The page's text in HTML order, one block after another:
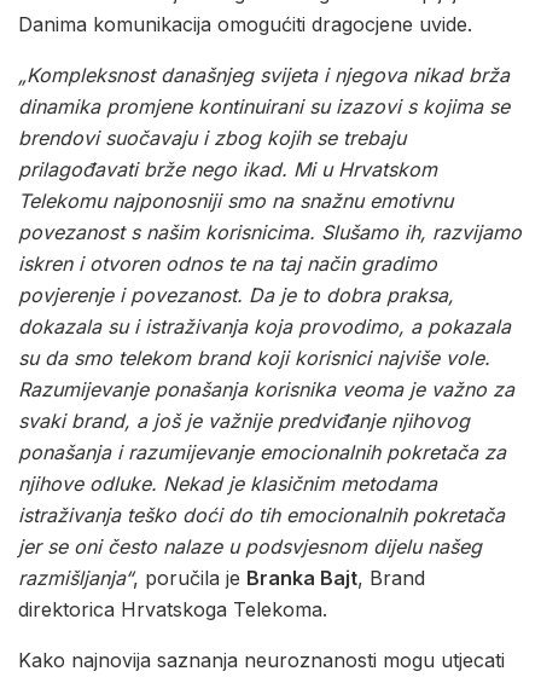
Danima komunikacija omogućiti dragocjene uvide.
„Kompleksnost današnjeg svijeta i njegova nikad brža
dinamika promjene kontinuirani su izazovi s kojima se
brendovi suočavaju i zbog kojih se trebaju
prilagođavati brže nego ikad. Mi u Hrvatskom
Telekomu najponosniji smo na snažnu emotivnu
povezanost s našim korisnicima. Slušamo ih, razvijamo
iskren i otvoren odnos te na taj način gradimo
povjerenje i povezanost. Da je to dobra praksa,
dokazala su i istraživanja koja provodimo, a pokazala
su da smo telekom brand koji korisnici najviše vole.
Razumijevanje ponašanja korisnika veoma je važno za
svaki brand, a još je važnije predviđanje njihovog
ponašanja i razumijevanje emocionalnih pokretača za
njihove odluke. Nekad je klasičnim metodama
istraživanja teško doći do tih emocionalnih pokretača
jer se oni često nalaze u podsvjesnom dijelu našeg
razmišljanja“, poručila je Branka Bajt, Brand
direktorica Hrvatskoga Telekoma.
Kako najnovija saznanja neuroznanosti mogu utjecati